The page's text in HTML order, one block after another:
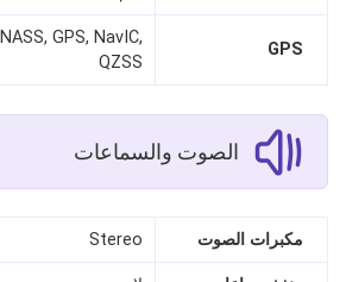
GPS
GPS, NavIC,
QZSS
الصوت والسماعات
مكبرات الصوت Stereo